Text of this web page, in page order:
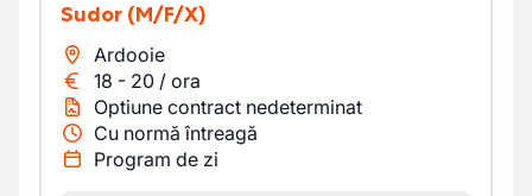
Sudor (M/F/X)
Ardooie
18 - 20 / ora
Optiune contract nedeterminat
Cu normă întreagă
Program de zi